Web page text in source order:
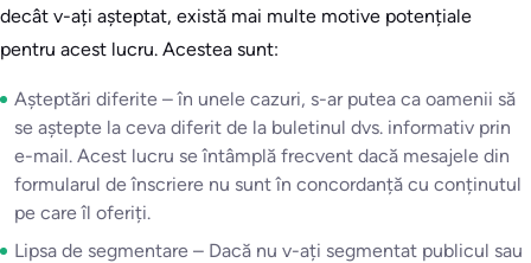
decât v-ați așteptat, există mai multe motive potențiale
pentru acest lucru. Acestea sunt:
Așteptări diferite – în unele cazuri, s-ar putea ca oamenii să
se aștepte la ceva diferit de la buletinul dvs. informativ prin
e-mail. Acest lucru se întâmplă frecvent dacă mesajele din
formularul de înscriere nu sunt în concordanță cu conținutul
pe care îl oferiți.
Lipsa de segmentare – Dacă nu v-ați segmentat publicul sau